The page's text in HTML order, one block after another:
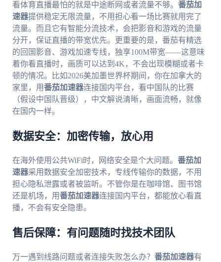
看体育直播最怕的就是中途断网或者流量不够。 番茄加
速器提供稳定无限流量，不用担心看一场比赛就用完了
流量。而且它有智能分流技术，会把影音和游戏的流量
分开，保证直播的带宽优先。更重要的是，番茄有精选
的回国影音、游戏加速专线，独享100M带宽——这意味
着你看直播时，画质可以达到4K，不会出现模糊或者卡
顿的情况。比如2026美加墨世界杯期间，你在加拿大的
家里，用番茄加速器连接国内平台，看中国队的比赛
（假设中国队晋级），中文解说清晰，画面流畅，就像
在国内一样。
数据安全：加密传输，放心用
在海外使用公共WiFi时，网络安全是个大问题。 番茄加
速器采用数据安全加密技术，专线传输你的数据，不用
担心隐私泄露或者被监听。不管你是在咖啡馆、图书馆
还是机场，用番茄加速器连接国内平台，都能放心看直
播，不会有安全隐患。
售后保障：有问题随时找技术团队
万一遇到线路问题或者连接失败怎么办？ 番茄加速器有